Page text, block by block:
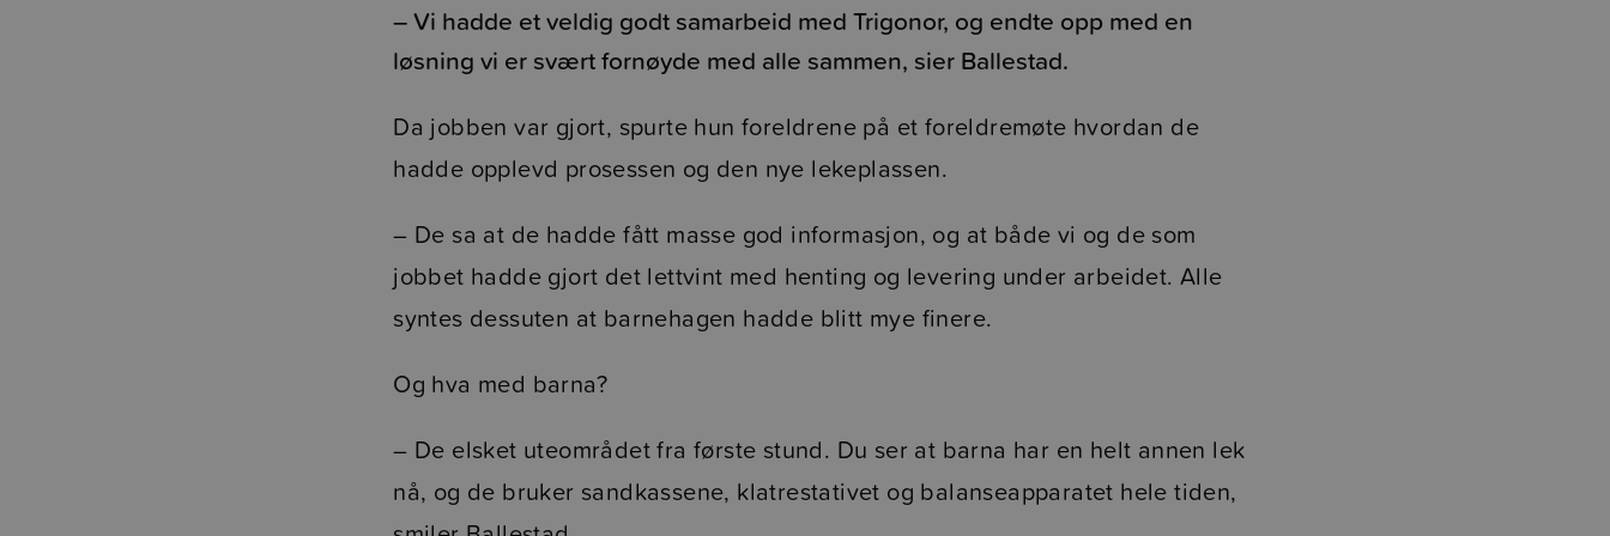
– Vi hadde et veldig godt samarbeid med Trigonor, og endte opp med en
løsning vi er svært fornøyde med alle sammen, sier Ballestad.
Da jobben var gjort, spurte hun foreldrene på et foreldremøte hvordan de
hadde opplevd prosessen og den nye lekeplassen.
– De sa at de hadde fått masse god informasjon, og at både vi og de som
jobbet hadde gjort det lettvint med henting og levering under arbeidet. Alle
syntes dessuten at barnehagen hadde blitt mye finere.
Og hva med barna?
– De elsket uteområdet fra første stund. Du ser at barna har en helt annen lek
nå, og de bruker sandkassene, klatrestativet og balanseapparatet hele tiden,